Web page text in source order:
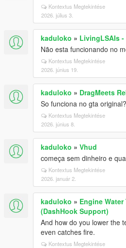
Kontextus Megtekintése
2026. július 3.
kaduloko » LivingLSAIs -
Não esta funcionando no
Kontextus Megtekintése
2026. június 19.
kaduloko » DragMeets
So funciona no gta
Kontextus Megtekintése
2026. június 8.
kaduloko » Vhud
começa sem dinheiro e
Kontextus Megtekintése
2026. január 2.
kaduloko » Engine
(DashHook Support)
And how do you lower the
even catches fire.
Kontextus Megtekintése